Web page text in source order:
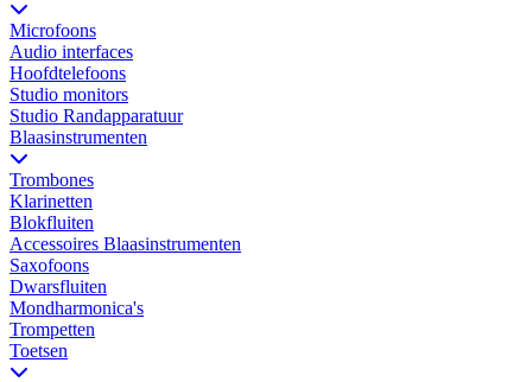
Microfoons
Audio interfaces
Hoofdtelefoons
Studio monitors
Studio Randapparatuur
Blaasinstrumenten
Trombones
Klarinetten
Blokfluiten
Accessoires Blaasinstrumenten
Saxofoons
Dwarsfluiten
Mondharmonica's
Trompetten
Toetsen